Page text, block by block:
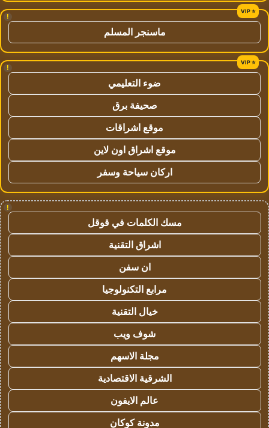
!
ماسنجر المسلم
!
ضوء التعليمي
صحيفة برق
موقع اشراقات
موقع اشراق اون لاين
اركان سياحة وسفر
!
مسك الكلمات في قوقل
اشراق التقنية
ان سفن
مرابع التكنولوجيا
خيال التقنية
شوف ويب
مجلة الاسهم
الشرقية الاقتصادية
عالم الايفون
مدونة كوكان